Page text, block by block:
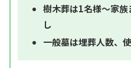
樹木葬は1名様～家
し
一般墓は埋葬人数、